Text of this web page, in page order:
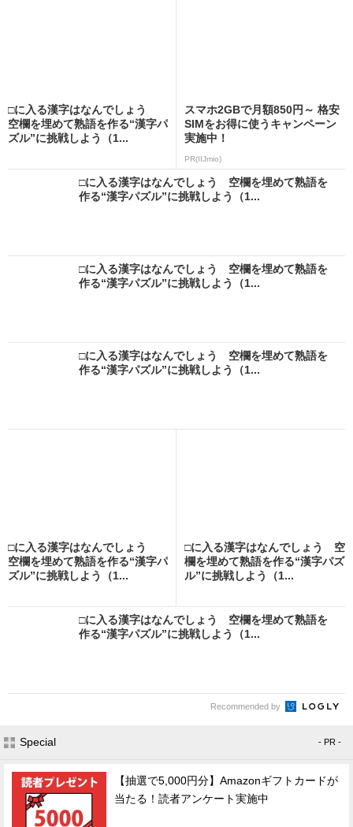
□に入る漢字はなんでしょう
空欄を埋めて熟語を作る“漢字パ
ズル”に挑戦しよう（1...
スマホ2GBで月額850円～ 格安
SIMをお得に使うキャンペーン
実施中！
PR(IIJmio)
□に入る漢字はなんでしょう 空欄を埋めて熟語を
作る“漢字パズル”に挑戦しよう（1...
□に入る漢字はなんでしょう 空欄を埋めて熟語を
作る“漢字パズル”に挑戦しよう（1...
□に入る漢字はなんでしょう 空欄を埋めて熟語を
作る“漢字パズル”に挑戦しよう（1...
□に入る漢字はなんでしょう
空欄を埋めて熟語を作る“漢字パ
ズル”に挑戦しよう（1...
□に入る漢字はなんでしょう 空
欄を埋めて熟語を作る“漢字パズ
ル”に挑戦しよう（1...
□に入る漢字はなんでしょう 空欄を埋めて熟語を
作る“漢字パズル”に挑戦しよう（1...
Recommended by
Special - PR -
【抽選で5,000円分】Amazonギフトカードが
当たる！読者アンケート実施中